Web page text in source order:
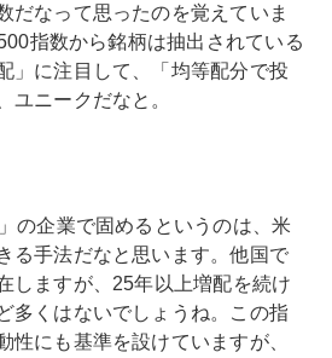
だなって思ったのを覚えていま
指数から銘柄は抽出されている
」に注目して、「均等配分で投
ユニークだなと。
の企業で固めるというのは、米
る手法だなと思います。他国で
しますが、25年以上増配を続け
多くはないでしょうね。この指
性にも基準を設けていますが、